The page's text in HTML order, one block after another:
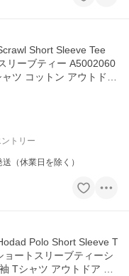
Short Sleeve Tee
リーブティー A5002060
ツ コットン アウトドア
可】
トリー
（休業日を除く）
Polo Short Sleeve T
ートスリーブティーシ
Tシャツ アウトドア 】